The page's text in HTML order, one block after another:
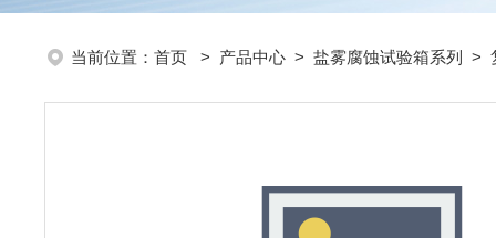
当前位置： 首页 > 产品中心 > 盐雾腐蚀试验箱系列 >